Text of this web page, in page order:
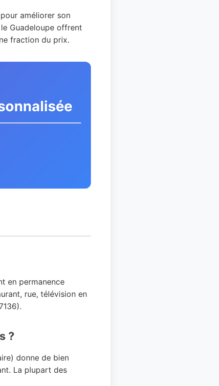
améliorer son
Guadeloupe offrent
fraction du prix.
en permanence
rue, télévision en
?
donne de bien
La plupart des